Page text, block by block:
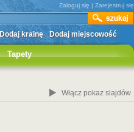
Zaloguj się | Zarejestruj się
Dodaj krainę Dodaj miejscowość
Tapety
Włącz pokaz slajdów